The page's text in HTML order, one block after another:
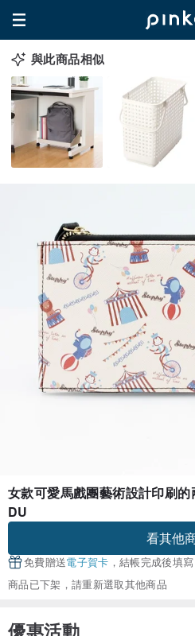
與此商品相似
女款可愛馬戲團藝術設計印刷
DU
看其他
免費贈送電子賀卡 ，結帳完成後填寫
商品已下架，請重新選取其他商品
優惠活動